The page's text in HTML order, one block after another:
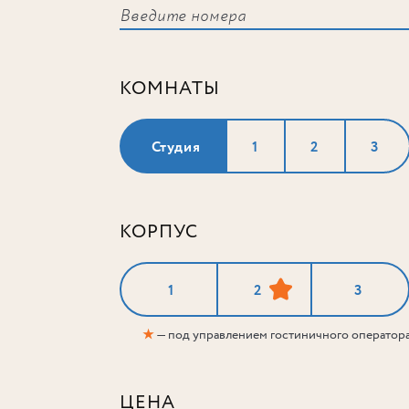
КОМНАТЫ
Студия 1 2 3
КОРПУС
1 2 3
★— под управлением гостиничного
ЦЕНА